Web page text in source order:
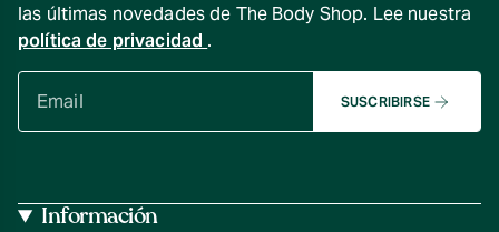
las últimas novedades de The Body Shop. Lee nuestra
política de privacidad .
SUSCRIBIRSE
Información